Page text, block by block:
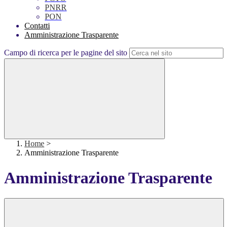
PNRR
PON
Contatti
Amministrazione Trasparente
Campo di ricerca per le pagine del sito
Home >
Amministrazione Trasparente
Amministrazione Trasparente